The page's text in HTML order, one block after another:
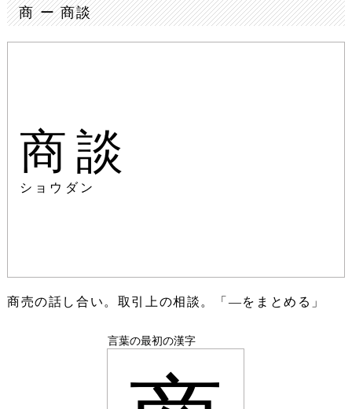
商 ー 商談
商談
ショウダン
商売の話し合い。取引上の相談。「―をまとめる」
言葉の最初の漢字